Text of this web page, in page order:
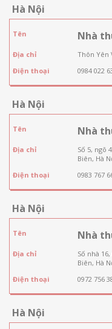
Hà Nội
Tên Nhà
Địa chỉ
Thôn Yên
Điện thoại
0984 022
Hà Nội
Tên Nhà
Địa chỉ
Số 5, ngõ
Biên, Hà
Điện thoại
0983 767
Hà Nội
Tên Nhà
Địa chỉ
Số nhà
Biên, Hà
Điện thoại
0972 756
Hà Nội